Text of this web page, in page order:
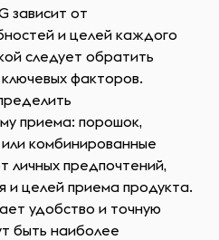
зависит от
и целей каждого
следует обратить
факторов.
приема: порошок,
комбинированные
личных предпочтений,
и целей приема продукта.
удобство и точную
быть наиболее